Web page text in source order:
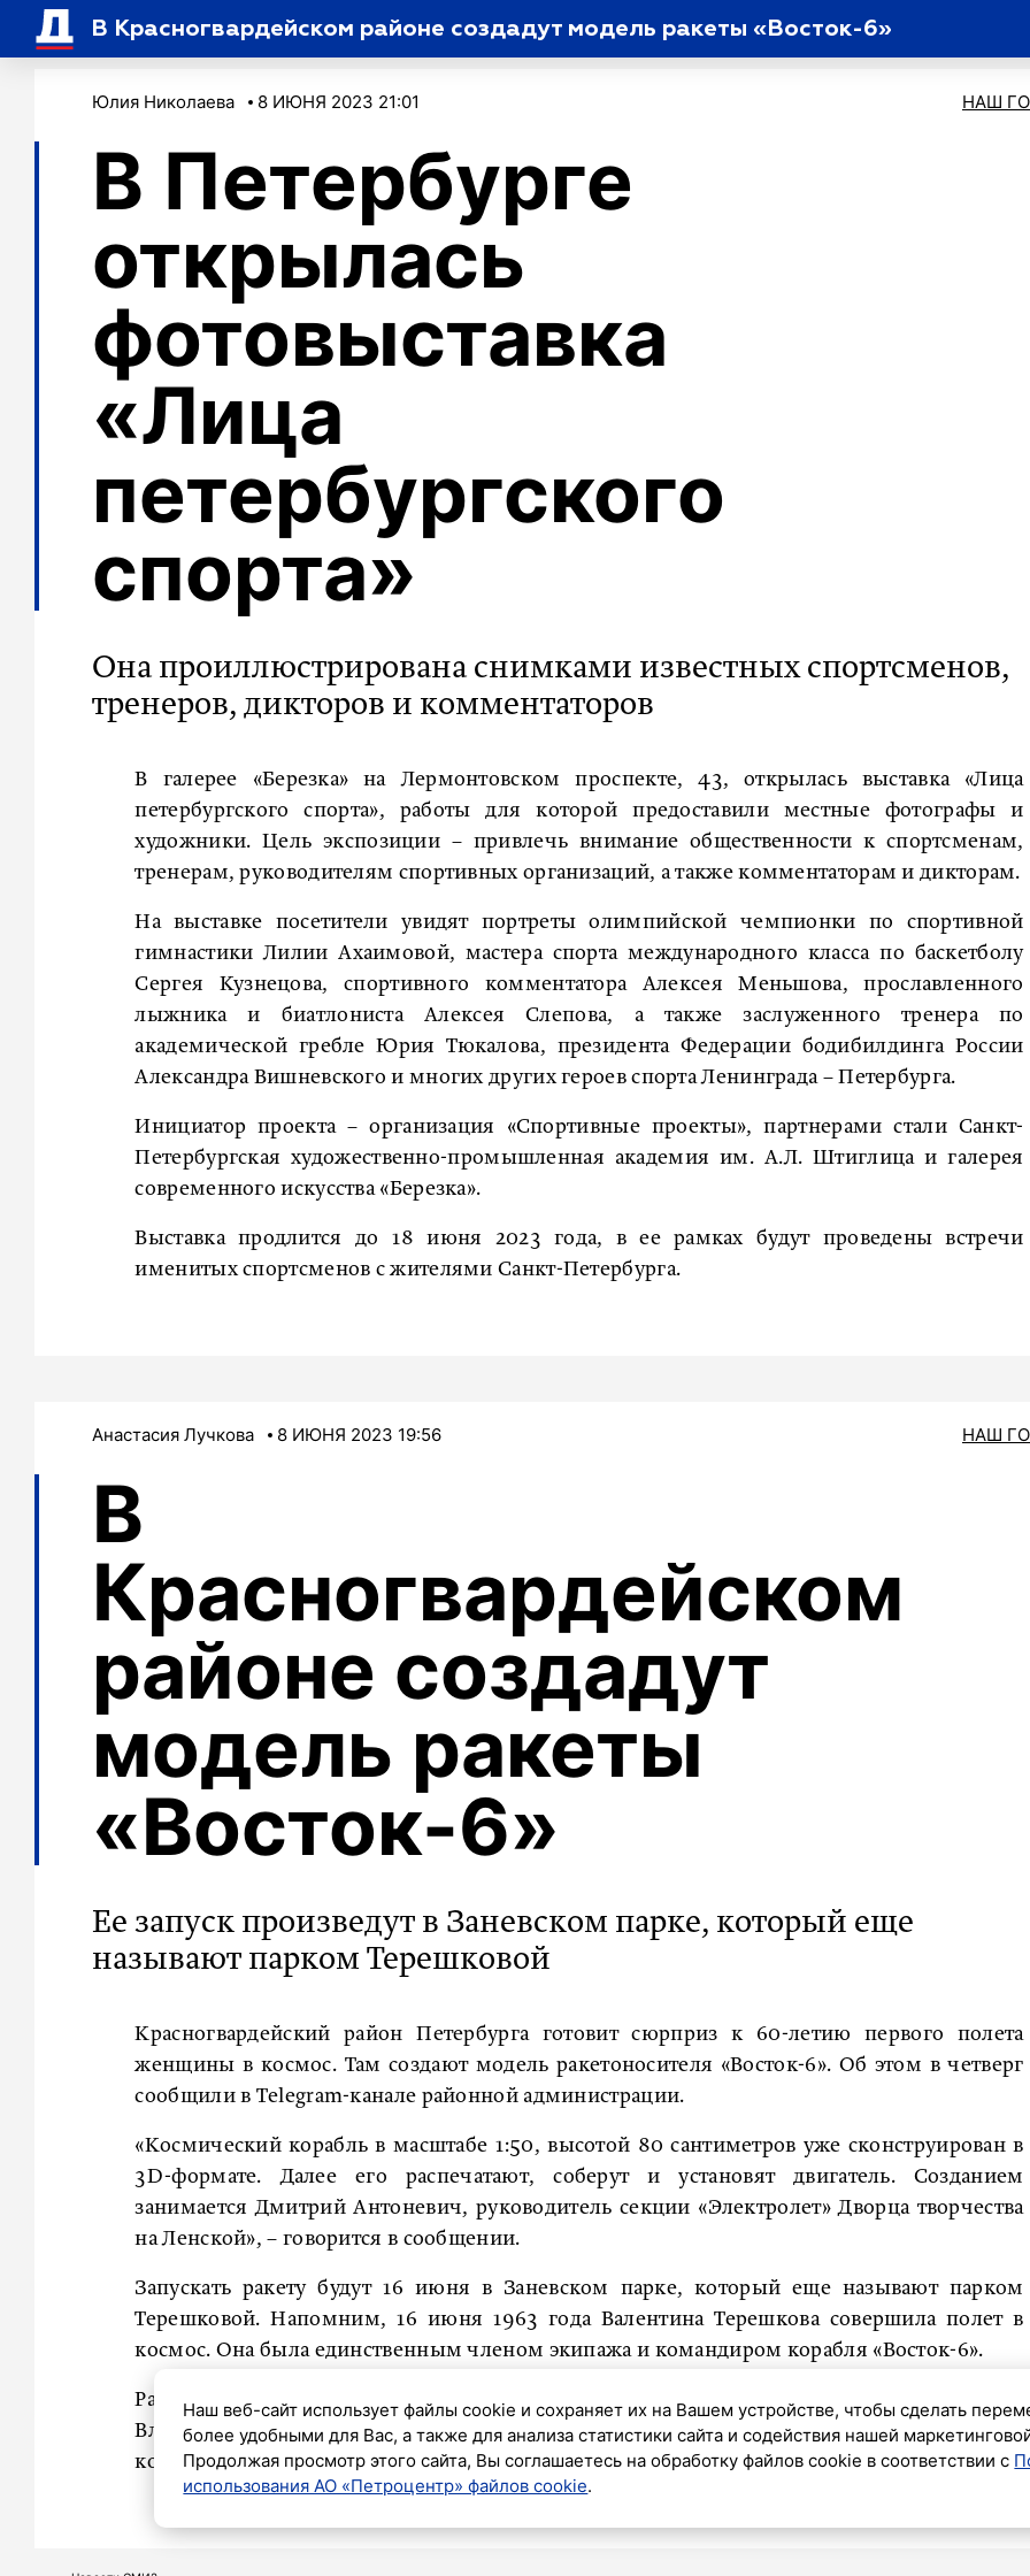
В Красногвардейском районе создадут модель ракеты «Восток-6»
Юлия Николаева 8 ИЮНЯ 2023 21:01 НАШ
В Петербурге
открылась
фотовыставка
«Лица
петербургского
спорта»
Она проиллюстрирована снимками известных спортсменов,
тренеров, дикторов и комментаторов
В галерее «Березка» на Лермонтовском проспекте, 43, открылась выставка «Лица
петербургского спорта», работы для которой предоставили местные фотографы и
художники. Цель экспозиции – привлечь внимание общественности к спортсменам,
тренерам, руководителям спортивных организаций, а также комментаторам и дикторам.
На выставке посетители увидят портреты олимпийской чемпионки по спортивной
гимнастики Лилии Ахаимовой, мастера спорта международного класса по баскетболу
Сергея Кузнецова, спортивного комментатора Алексея Меньшова, прославленного
лыжника и биатлониста Алексея Слепова, а также заслуженного тренера по
академической гребле Юрия Тюкалова, президента Федерации бодибилдинга России
Александра Вишневского и многих других героев спорта Ленинграда – Петербурга.
Инициатор проекта – организация «Спортивные проекты», партнерами стали Санкт-
Петербургская художественно-промышленная академия им. А.Л. Штиглица и галерея
современного искусства «Березка».
Выставка продлится до 18 июня 2023 года, в ее рамках будут проведены встречи
именитых спортсменов с жителями Санкт-Петербурга.
Анастасия Лучкова 8 ИЮНЯ 2023 19:56 НАШ
В
Красногвардейском
районе создадут
модель ракеты
«Восток-6»
Ее запуск произведут в Заневском парке, который еще
называют парком Терешковой
Красногвардейский район Петербурга готовит сюрприз к 60-летию первого полета
женщины в космос. Там создают модель ракетоносителя «Восток-6». Об этом в четверг
сообщили в Telegram-канале районной администрации.
«Космический корабль в масштабе 1:50, высотой 80 сантиметров уже сконструирован в
3D-формате. Далее его распечатают, соберут и установят двигатель. Созданием
занимается Дмитрий Антоневич, руководитель секции «Электролет» Дворца творчества
на Ленской», – говорится в сообщении.
Запускать ракету будут 16 июня в Заневском парке, который еще называют парком
Терешковой. Напомним, 16 июня 1963 года Валентина Терешкова совершила полет в
космос. Она была единственным членом экипажа и командиром корабля «Восток-6».
Ранее «Петербургский дневник» сообщал другие новости о космосе. Президент России
Владимир Путин учредил орден Гагарина, который будет присуждаться за заслуги в
космонавтике. Подробнеечитайте здесь.
Наш веб-сайт использует файлы cookie и сохраняет их на Вашем устройстве, чтобы сделать
более удобными для Вас, а также для анализа статистики сайта и содействия нашей
Продолжая просмотр этого сайта, Вы соглашаетесь на обработку файлов cookie в соответствии с
использования АО «Петроцентр» файлов cookie.